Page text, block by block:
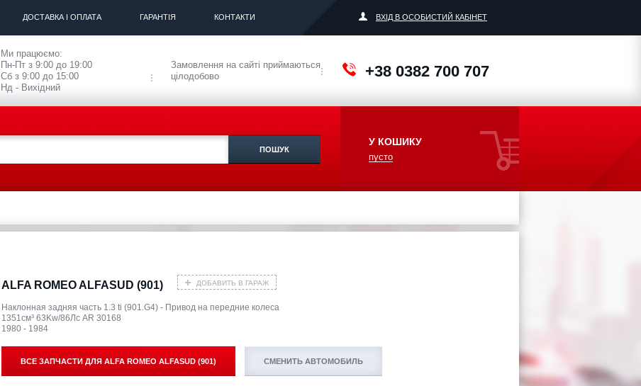
ДОСТАВКА І ОПЛАТА ГАРАНТІЯ КОНТАКТИ ВХІД В ОСОБИСТИЙ КАБІНЕТ
Ми працюємо:
Пн-Пт з 9:00 до 19:00
Сб з 9:00 до 15:00
Нд - Вихідний
Замовлення на сайті приймаються
цілодобово
+38 0382 700 707
У КОШИКУ
пусто
ALFA ROMEO ALFASUD (901) ДОБАВИТЬ В ГАРАЖ
Наклонная задняя часть 1.3 ti (901.G4) - Привод на передние колеса
1351см³ 63Kw/86Лс AR 30168
1980 - 1984
ВСЕ ЗАПЧАСТИ ДЛЯ ALFA ROMEO ALFASUD (901) СМЕНИТЬ АВТОМОБИЛЬ